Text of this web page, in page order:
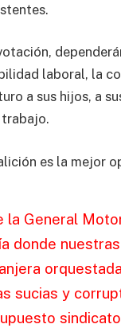
laboral, la
a sus hijos, a
trabajo.
es la mejor
la General
donde
sucias y